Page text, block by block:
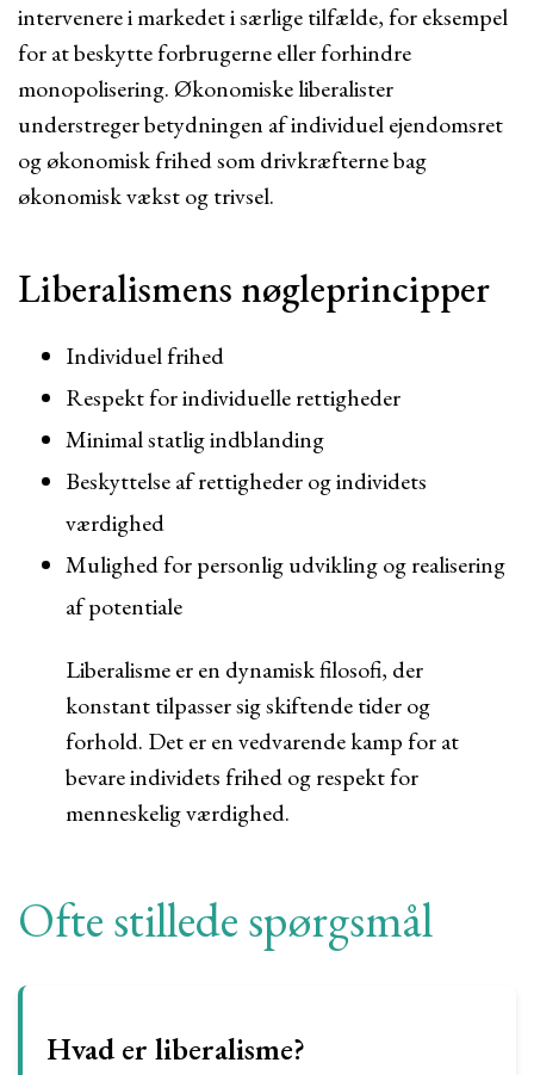
intervenere i markedet i særlige tilfælde, for eksempel
for at beskytte forbrugerne eller forhindre
monopolisering. Økonomiske liberalister
understreger betydningen af individuel ejendomsret
og økonomisk frihed som drivkræfterne bag
økonomisk vækst og trivsel.
Liberalismens nøgleprincipper
Individuel frihed
Respekt for individuelle rettigheder
Minimal statlig indblanding
Beskyttelse af rettigheder og individets
værdighed
Mulighed for personlig udvikling og realisering
af potentiale
Liberalisme er en dynamisk filosofi, der
konstant tilpasser sig skiftende tider og
forhold. Det er en vedvarende kamp for at
bevare individets frihed og respekt for
menneskelig værdighed.
Ofte stillede spørgsmål
Hvad er liberalisme?